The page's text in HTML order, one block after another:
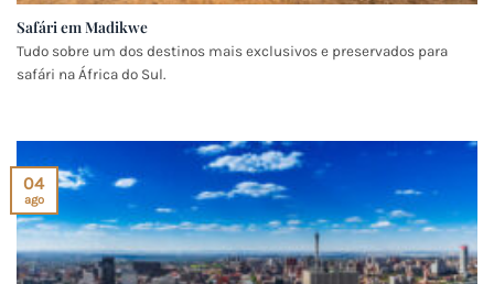
Safári em Madikwe
Tudo sobre um dos destinos mais exclusivos e preservados para
safári na África do Sul.
04
ago